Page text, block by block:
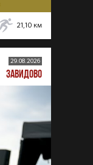
21,10 км
29.08.2026
ЗАВИДОВО